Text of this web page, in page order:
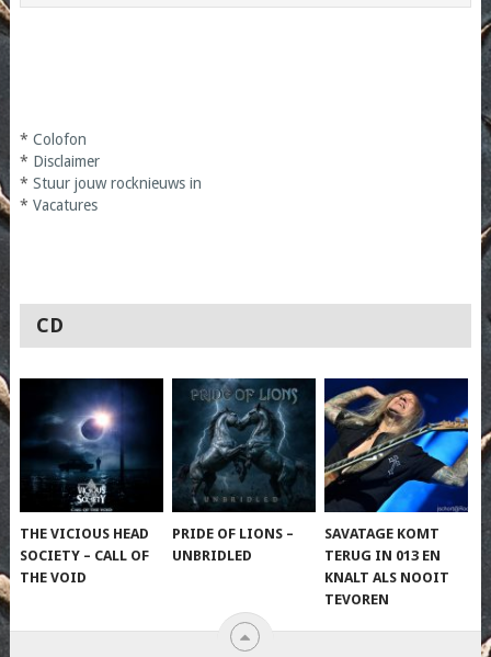
* Colofon
* Disclaimer
* Stuur jouw rocknieuws in
* Vacatures
CD
THE VICIOUS HEAD
SOCIETY – CALL OF
THE VOID
PRIDE OF LIONS –
UNBRIDLED
SAVATAGE KOMT
TERUG IN 013 EN
KNALT ALS NOOIT
TEVOREN